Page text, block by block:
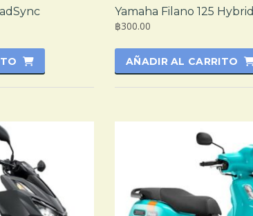
Yamaha Filano 125 Hybrid
฿300.00
AÑADIR AL CARRITO